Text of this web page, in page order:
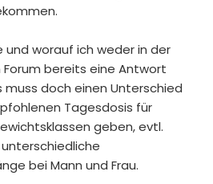
und worauf ich weder in der
Forum bereits eine Antwort
doch einen Unterschied
Tagesdosis für
geben, evtl.
bei Mann und Frau.